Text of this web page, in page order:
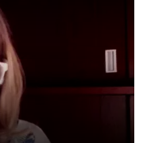
1 Libro paz 5 años y